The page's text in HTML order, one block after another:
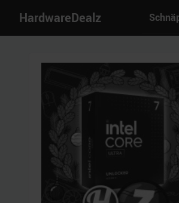
HardwareDealz